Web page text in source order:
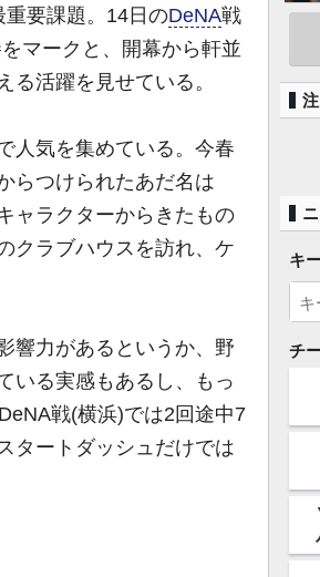
重要課題。14日のDeNA戦
マークと、開幕から軒並
活躍を見せている。
人気を集めている。今春
らつけられたあだ名は
ャラクターからきたもの
クラブハウスを訪れ、ケ
響力があるというか、野
いる実感もあるし、もっ
戦(横浜)では2回途中7
タートダッシュだけでは
キ
チ